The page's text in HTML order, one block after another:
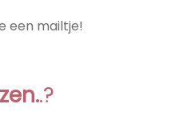
een mailtje!
.?